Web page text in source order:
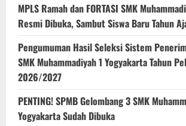
MPLS Ramah dan FORTASI SMK
Resmi Dibuka, Sambut Siswa Baru Tahun
Pengumuman Hasil Seleksi Sistem
SMK Muhammadiyah 1 Yogyakarta Tahun
2026/2027
PENTING! SPMB Gelombang 3 SMK
Yogyakarta Sudah Dibuka